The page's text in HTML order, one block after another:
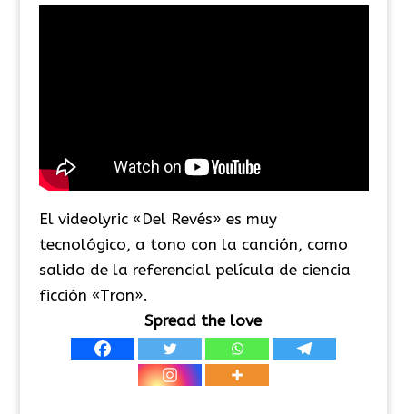
El videolyric «Del Revés» es muy
tecnológico, a tono con la canción, como
salido de la referencial película de ciencia
ficción «Tron».
Spread the love